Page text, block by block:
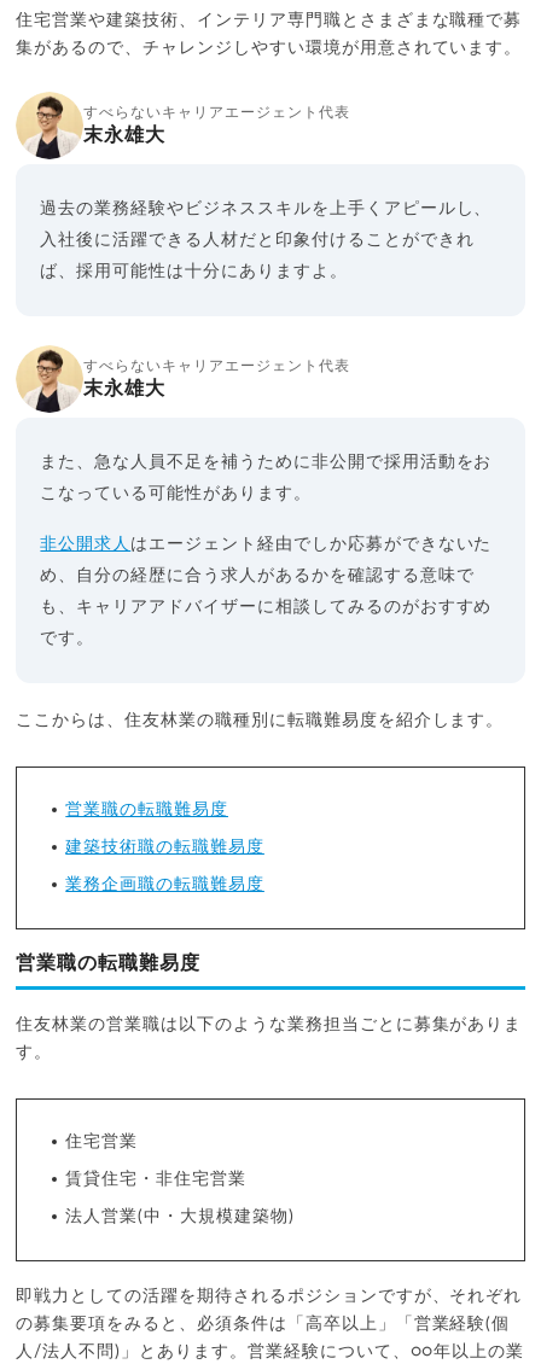
住宅営業や建築技術、インテリア専門職とさまざまな職種で募
集があるので、チャレンジしやすい環境が用意されています。
すべらないキャリアエージェント代表
末永雄大
過去の業務経験やビジネススキルを上手くアピールし、
入社後に活躍できる人材だと印象付けることができれ
ば、採用可能性は十分にありますよ。
すべらないキャリアエージェント代表
末永雄大
また、急な人員不足を補うために非公開で採用活動をお
こなっている可能性があります。
非公開求人 はエージェント経由でしか応募ができないた
め、自分の経歴に合う求人があるかを確認する意味で
も、キャリアアドバイザーに相談してみるのがおすすめ
です。
ここからは、住友林業の職種別に転職難易度を紹介します。
営業職の転職難易度
建築技術職の転職難易度
業務企画職の転職難易度
営業職の転職難易度
住友林業の営業職は以下のような業務担当ごとに募集がありま
す。
住宅営業
賃貸住宅・非住宅営業
法人営業(中・大規模建築物)
即戦力としての活躍を期待されるポジションですが、それぞれ
の募集要項をみると、必須条件は「高卒以上」「営業経験(個
人/法人不問)」とあります。営業経験について、○○年以上の業